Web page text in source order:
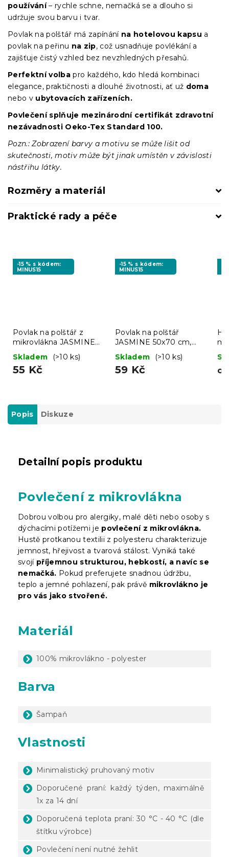
používání– rychle schne, nemačká se a dlouho si
udržuje svou barvu i tvar.
Povlak na polštář má zapínání na hotelovou kapsu a
povlak na peřinu na zip, což usnadňuje povlékání a
zajišťuje čistý vzhled bez nevzhledných přesahů.
Perfektní volba pro každého, kdo hledá kombinaci
elegance, praktičnosti a dlouhé životnosti, ať už doma
nebo v ubytovacích zařízeních.
Povlečení splňuje mezinárodní certifikát zdravotní
nezávadnosti Oeko-Tex Standard 100.
Pozn.: Zobrazení barvy a motivu se může lišit od
skutečnosti, motiv může být jinak umístěn v závislosti
nástřihu látky.
Rozměry a materiál
Praktické rady a péče
-15 % s kódem:
MINUS15
Povlak na polštář z
mikrovlákna JASMINE
45x45 cm, šampaň
Skladem (>10 ks)
55 Kč
-15 % s kódem:
MINUS15
Povlak na polštář
JASMINE 50x70 cm,
šampaň
Skladem (>10 ks)
59 Kč od
Popis Diskuze
Detailní popis produktu
Povlečení z mikrovlákna
Dobrou volbou pro alergiky, malé děti nebo osoby s
dýchacími potížemi je povlečení z mikrovlákna.
Hustě protkanou textilii z polyesteru charakterizuje
jemnost, hřejivost a tvarová stálost. Vyniká také
svojí příjemnou strukturou, hebkostí, a navíc se
nemačká. Pokud preferujete snadnou údržbu,
teplo a jemné pohlazení, pak právě mikrovlákno je
pro vás jako stvořené.
Materiál
100% mikrovlákno - polyester
Barva
Šampaň
Vlastnosti
Minimalistický pruhovaný motiv
Doporučené praní: každý týden, maximálně
1x za 14 dní
Doporučená teplota praní: 30 °C - 40 °C (dle
štítku výrobce)
Povlečení není nutné žehlit